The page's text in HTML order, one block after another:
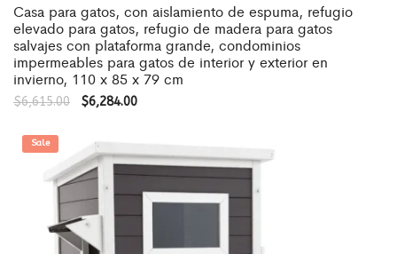
Casa para gatos, con aislamiento de espuma, refugio
elevado para gatos, refugio de madera para gatos
salvajes con plataforma grande, condominios
impermeables para gatos de interior y exterior en
invierno, 110 x 85 x 79 cm
$6,615.00 $6,284.00
Sale